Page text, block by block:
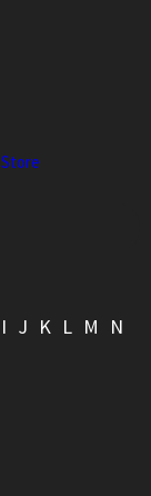
I J K L M
N